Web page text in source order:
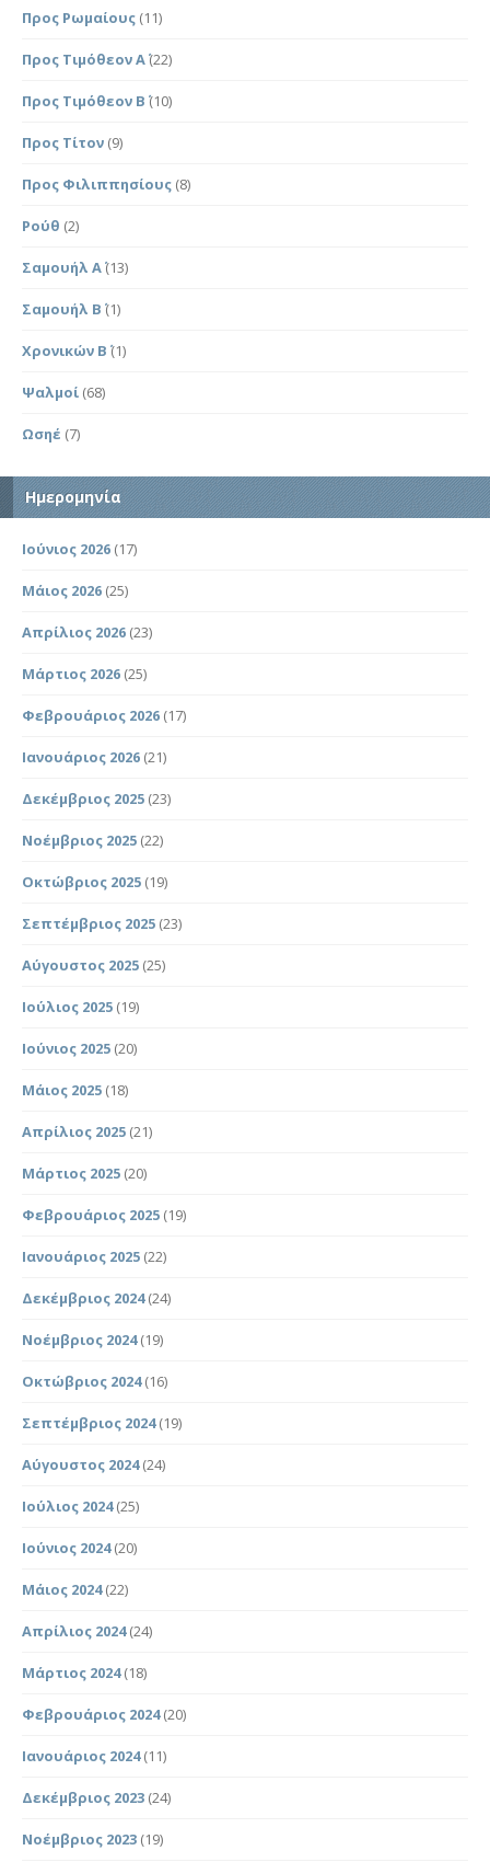
Προς Ρωμαίους (11)
Προς Τιμόθεον Α΄(22)
Προς Τιμόθεον Β΄ (10)
Προς Τίτον (9)
Προς Φιλιππησίους (8)
Ρούθ (2)
Σαμουήλ Α΄(13)
Σαμουήλ Β΄ (1)
Χρονικών Β΄ (1)
Ψαλμοί (68)
Ωσηέ (7)
Ημερομηνία
Ιούνιος 2026 (17)
Μάιος 2026 (25)
Απρίλιος 2026 (23)
Μάρτιος 2026 (25)
Φεβρουάριος 2026 (17)
Ιανουάριος 2026 (21)
Δεκέμβριος 2025 (23)
Νοέμβριος 2025 (22)
Οκτώβριος 2025 (19)
Σεπτέμβριος 2025 (23)
Αύγουστος 2025 (25)
Ιούλιος 2025 (19)
Ιούνιος 2025 (20)
Μάιος 2025 (18)
Απρίλιος 2025 (21)
Μάρτιος 2025 (20)
Φεβρουάριος 2025 (19)
Ιανουάριος 2025 (22)
Δεκέμβριος 2024(24)
Νοέμβριος 2024(19)
Οκτώβριος 2024(16)
Σεπτέμβριος 2024(19)
Αύγουστος 2024(24)
Ιούλιος 2024(25)
Ιούνιος 2024(20)
Μάιος 2024(22)
Απρίλιος 2024(24)
Μάρτιος 2024(18)
Φεβρουάριος 2024(20)
Ιανουάριος 2024(11)
Δεκέμβριος 2023 (24)
Νοέμβριος 2023 (19)